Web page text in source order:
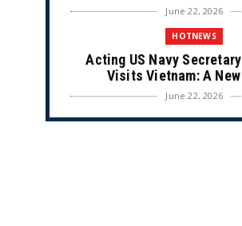
June 22, 2026
HOTNEWS
Acting US Navy
Visits Vietnam: A
June 22, 2026
CULTURE